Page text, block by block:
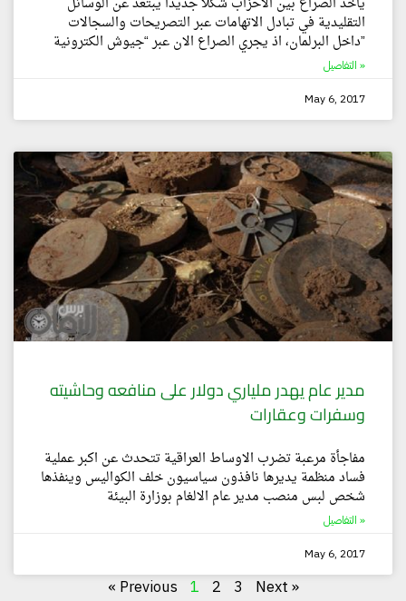
التقليدية في تبادل الاتهامات عبر التصريحات والسجالات
داخل البرلمان، اذ يجري الصراع الان عبر “جيوش الكترونية”
التفاصيل »
May 6, 2017
مدير عام يهدر ملياري دولار على منافعه وحاشيته
وسفرات وعقارات
مفاجأة مرعبة تضرب الاوساط العراقية تتحدث عن اكبر عملية
فساد منظمة يديرها نافذون سياسيون خلف الكواليس وينفذها
شخص لبس منصب مدير عام الالغام بوزارة البيئة
التفاصيل »
May 6, 2017
« Previous 1 2 3 Next »